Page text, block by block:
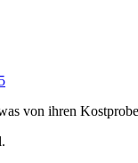
von ihren